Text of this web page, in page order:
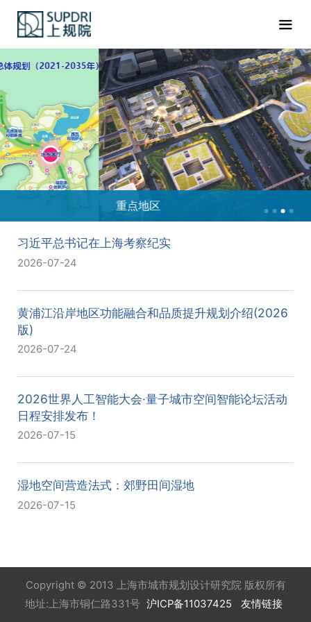
习近平总书记在上海考察纪实
2026-07-24
黄浦江沿岸地区功能融合和品质提升规划介绍(2026
版)
2026-07-24
2026世界人工智能大会·量子城市空间智能论坛活动
日程安排发布！
2026-07-15
湿地空间营造法式：郊野田间湿地
2026-07-15
Copyright © 2013 上海市城市规划设计研究院 版权所有
地址:上海市铜仁路331号 沪ICP备11037425 友情链接